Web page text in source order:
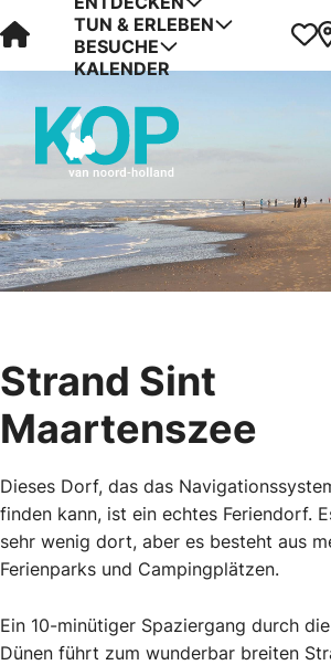
Visit Kop van Holland
TUN & ERLEBEN
BESUCHE
KALENDER
Strand Sint
Maartenszee
Dieses Dorf, das das
finden kann, ist ein echtes Feriendorf.
sehr wenig dort, aber es besteht aus
Ferienparks und Campingplätzen.
Ein 10-minütiger Spaziergang durch
Dünen führt zum wunderbar breiten